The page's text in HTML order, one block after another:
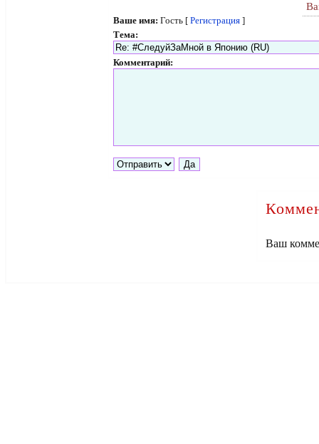
Ваше имя: Гость [ Регистрация ]
Тема:
Комментарий:
Ваш